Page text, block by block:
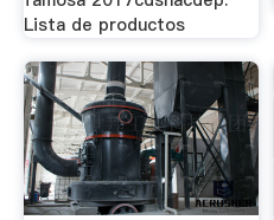
Lista de productos